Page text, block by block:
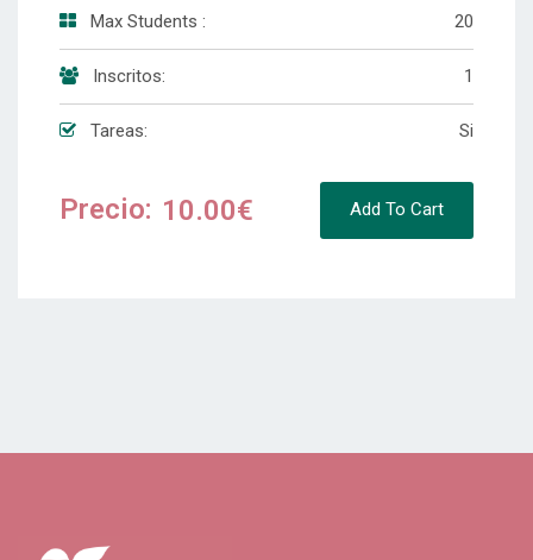
Max Students : 20
Inscritos: 1
Tareas: Si
Precio: 10.00€ Add To Cart